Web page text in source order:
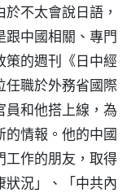
不太會說日語，
跟中國相關、專門
策的週刊《日中經
任職於外務省國際
員和他搭上線，為
的情報。他的中國
工作的朋友，取得
狀況」、「中共內